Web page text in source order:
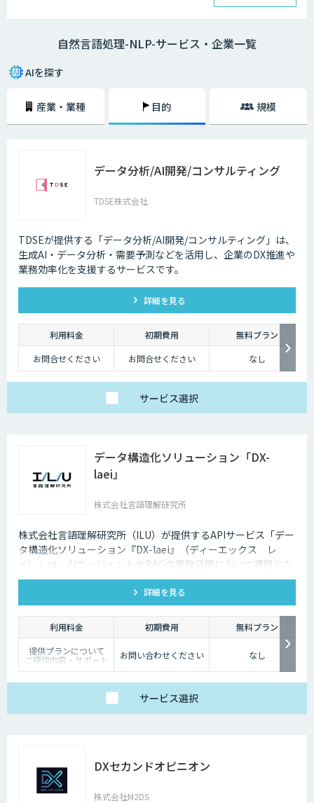
合、「目が黒くて、大きな猫」「目の大きな、黒い猫」という2通りの解
特徴といえます。
ログラミング言語は、コンピューターの制御を確実に行うためのプログラ
自然言語処理の工程は、４つの解析技術からなります。
形態素解析
形態素解析、構文解析はコンピューターの得意分野ですが、意味解析や文
脈解析は曖昧な表現や文化による違いなどルール化が難しく、自動翻訳を
GoogleやYahooの検索エンジンによる検索、自動翻訳サイトや、Appleの
SiriやGoogleEchoの音声認識などに自然言語処理の技術は使われていま
す。
この課題を解決するためにAI・人工知能が活用されています。大量のデー
タを高速にコンピューターに学習できる「機械学習」の技術が進歩したこ
とで、より人間に近いような精度に向上しました。
自然言語処理-NLP-サービス・企業一覧
AIを探す
産業・業種 目的 規模
データ分析/AI開発/コンサルティング
TDSE株式会社
TDSEが提供する「データ分析/AI開発/コンサルティング」は、
生成AI・データ分析・需要予測などを活用し、企業のDX推進や
業務効率化を支援するサービスです。
詳細を見る
利用料金 初期費用
無料プラン
お問合せください
お問合せください なし
サービス選択
データ構造化ソリューション「DX-
laei」
株式会社言語理解研究所
株式会社言語理解研究所（ILU）が提供するAPIサービス「デー
タ構造化ソリューション『DX-laei』（ディーエックス レ
イ）」は、AIエージェントやRAGの業務活用において課題とな
る「回答精度の低さ」や「利用者にプロンプト知識が求められ
る」といった運用上の問題に対し、日本語に特化した自然言語
処理技術でアプローチします。 「DX-laei」は、ドキュメント
の構造化処理に加え、ユーザーの質問意図を意味的に再構成
し、最適な検索クエリへ変換する機能を備えています。これに
より、生成AIの精度を左右する“入力精度”と“検索対象の整
備”の両面から、RAGやAIエージェントの回答品質を向上させ
ます。
詳細を見る
利用料金 初期費用
無料プラン
提供プランについて
ご提供内容・サポート
範囲の違いに応じて、
汎用的な高精度ドキュ
DX-laeiの基本的な機能
を、高精度でありなが
らコストを抑えてご利
用いただけます。
お問い合わせください なし
サービス選択
DXセカンドオピニオン
株式会社M2DS